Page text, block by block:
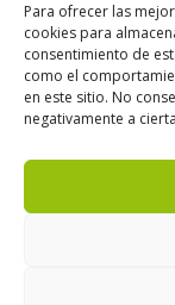
Para ofrecer las
cookies para
consentimiento de
como el
en este sitio. No
negativamente a
SÍGUENOS
REDES
© 2026